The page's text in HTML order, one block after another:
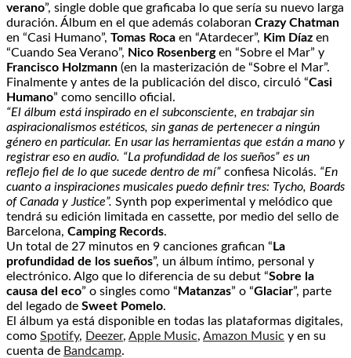
verano”, single doble que graficaba lo que sería su nuevo larga
duración. Álbum en el que además colaboran Crazy Chatman
en “Casi Humano”, Tomas Roca en “Atardecer”, Kim Díaz en
“Cuando Sea Verano”, Nico Rosenbergen “Sobre el Mar” y
Francisco Holzmann (en la masterización de “Sobre el Mar”.
Finalmente y antes de la publicación del disco, circuló “Casi
Humano” como sencillo oficial.
“El álbum está inspirado en el subconsciente, en trabajar sin
aspiracionalismos estéticos, sin ganas de pertenecer a ningún
género en particular. En usar las herramientas que están a mano y
registrar eso en audio. “La profundidad de los sueños” es un
reflejo fiel de lo que sucede dentro de mí” confiesa Nicolás. “En
cuanto a inspiraciones musicales puedo definir tres: Tycho, Boards
of Canada y Justice”. Synth pop experimental y melódico que
tendrá su edición limitada en cassette, por medio del sello de
Barcelona, Camping Records.
Un total de 27 minutos en 9 canciones grafican “ La
profundidad de los sueños”, un álbum íntimo, personal y
electrónico. Algo que lo diferencia de su debut “Sobre la
causa del eco” o singles como “ Matanzas” o “Glaciar”, parte
del legado de Sweet Pomelo.
El álbum ya está disponible en todas las plataformas digitales,
como Spotify, Deezer, Apple Music, Amazon Music y en su
cuenta de Bandcamp.